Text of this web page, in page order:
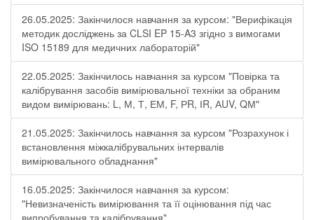
26.05.2025: Закінчилося навчання за курсом: "Верифікація
методик досліджень за CLSI EP 15-A3 згідно з вимогами
ISO 15189 для медичних лабораторій"
22.05.2025: Закінчилось навчання за курсом "Повірка та
калібрування засобів вимірювальної техніки за обраним
видом вимірювань: L, М, Т, ЕМ, F, РR, ІR, АUV, QМ"
21.05.2025: Закінчилось навчання за курсом "Розрахунок і
встановлення міжкалібрувальних інтервалів
вимірювального обладнання"
16.05.2025: Закінчилося навчання за курсом:
"Невизначеність вимірювання та її оцінювання під час
випробування та калібрування"